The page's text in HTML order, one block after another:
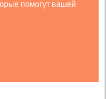
помогут вашей